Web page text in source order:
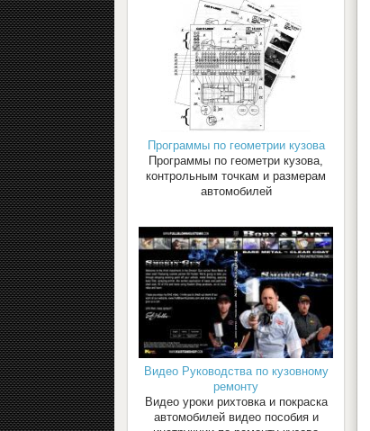
Программы по геометрии кузова
Программы по геометри кузова,
контрольным точкам и размерам
автомобилей
Видео Руководства по кузовному
ремонту
Видео уроки рихтовка и покраска
автомобилей видео пособия и